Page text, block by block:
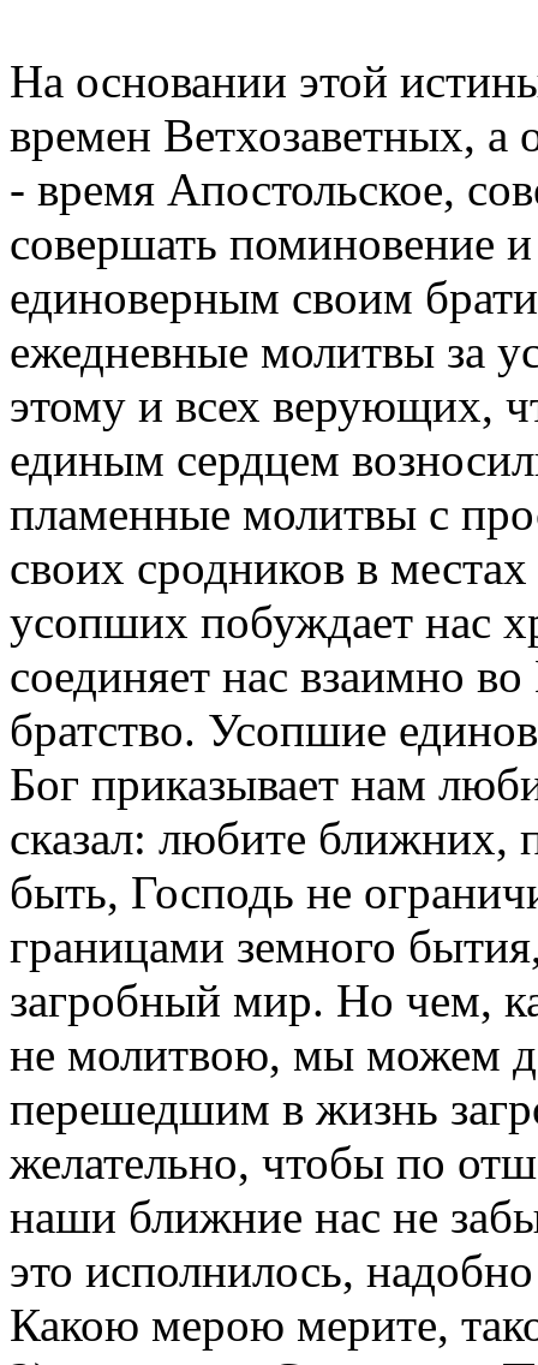
На основании этой
времен Ветхозаветных, а
- время Апостольское,
совершать поминовение
единоверным своим
ежедневные молитвы за
этому и всех верующих,
единым сердцем
пламенные молитвы с
своих сродников в
усопших побуждает нас
соединяет нас взаимно
братство. Усопшие
Бог приказывает нам
сказал: любите ближних,
быть, Господь не
границами земного
загробный мир. Но чем,
не молитвою, мы можем
перешедшим в жизнь
желательно, чтобы по
наши ближние нас не
это исполнилось,
Какою мерою мерите,